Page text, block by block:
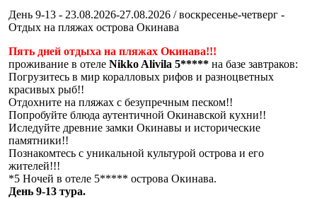
День 9-13 - 23.08.2026-27.08.2026 / воскресенье-четверг -
Отдых на пляжах острова Окинава
Пять дней отдыха на пляжах Окинава!!!
проживание в отеле Nikko Alivila 5***** на базе завтраков:
Погрузитесь в мир коралловых рифов и разноцветных
красивых рыб!!
Отдохните на пляжах с безупречным песком!!
Попробуйте блюда аутентичной Окинавской кухни!!
Иследуйте древние замки Окинавы и исторические
памятники!!
Познакомтесь с уникальной культурой острова и его
жителей!!!
*5 Ночей в отеле 5***** острова Окинава.
День 9-13 тура.